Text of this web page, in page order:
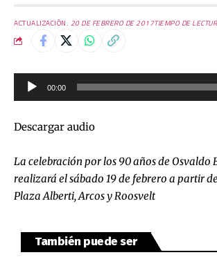
ACTUALIZACIÓN: 20 DE FEBRERO DE 2017TIEMPO DE
Reproductor
de
00:00
Descargar audio
La celebración por los 90 años de Osvaldo
realizará el sábado 19 de febrero a partir
Plaza Alberti, Arcos y Roosvelt
También puede ser